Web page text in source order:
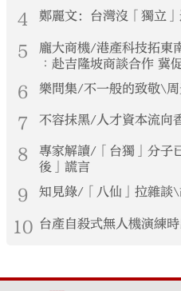
4 鄭麗文：台灣沒「獨立
5
龐大商機/港產科技拓東
︰赴吉隆坡商談合作 冀
6 樂問集/不一般的致敬\
7 不容抹黑/人才資本流向
8
專家解讀/「台獨」分
後」謊言
9 知見錄/「八仙」拉雜談
10 台產自殺式無人機演練